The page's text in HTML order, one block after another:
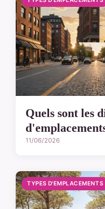
Quels sont les
11/06/2026
TYPES D'EMPLACEMENTS